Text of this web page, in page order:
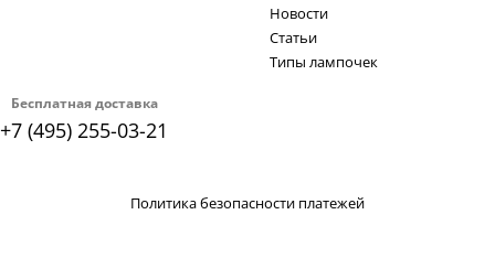
Бесплатная доставка
+7 (495) 255-03-21
Новости
Статьи
Типы лампочек
Политика безопасности платежей